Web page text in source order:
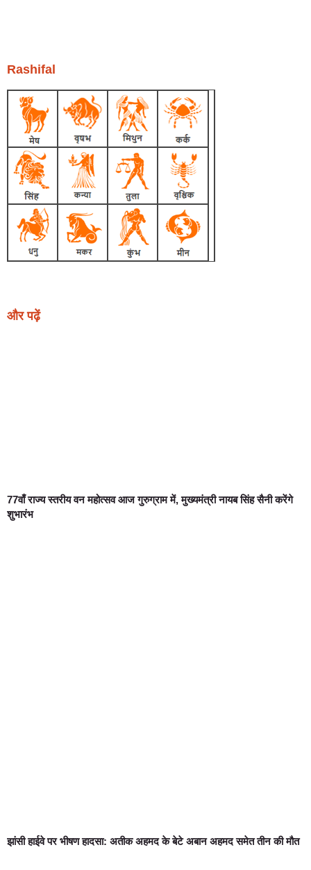
Rashifal
और पढ़ें
77वाँ राज्य स्तरीय वन महोत्सव आज गुरुग्राम में, मुख्यमंत्री नायब सिंह सैनी करेंगे
शुभारंभ
झांसी हाईवे पर भीषण हादसा: अतीक अहमद के बेटे अबान अहमद समेत तीन की मौत